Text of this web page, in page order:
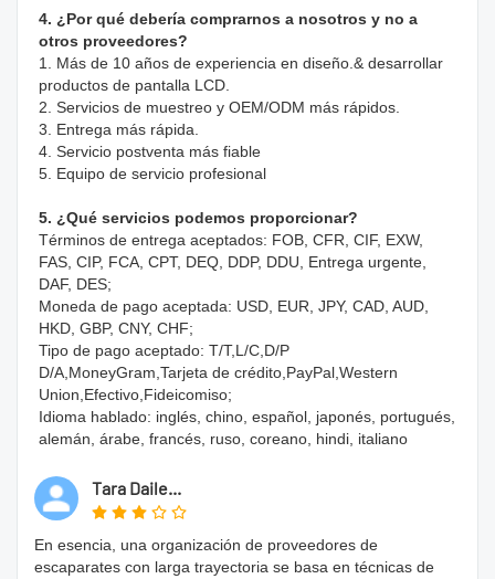
4. ¿Por qué debería comprarnos a nosotros y no a
otros proveedores?
1. Más de 10 años de experiencia en diseño.& desarrollar
productos de pantalla LCD.
2. Servicios de muestreo y OEM/ODM más rápidos.
3. Entrega más rápida.
4. Servicio postventa más fiable
5. Equipo de servicio profesional
5. ¿Qué servicios podemos proporcionar?
Términos de entrega aceptados: FOB, CFR, CIF, EXW,
FAS, CIP, FCA, CPT, DEQ, DDP, DDU, Entrega urgente,
DAF, DES;
Moneda de pago aceptada: USD, EUR, JPY, CAD, AUD,
HKD, GBP, CNY, CHF;
Tipo de pago aceptado: T/T,L/C,D/P
D/A,MoneyGram,Tarjeta de crédito,PayPal,Western
Union,Efectivo,Fideicomiso;
Idioma hablado: inglés, chino, español, japonés, portugués,
alemán, árabe, francés, ruso, coreano, hindi, italiano
Tara Daile...
En esencia, una organización de proveedores de
escaparates con larga trayectoria se basa en técnicas de